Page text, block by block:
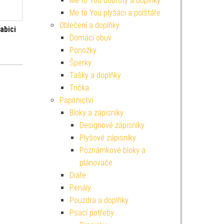
cena byla: 349 Kč.
Aktuální cena je: 314 Kč.
Me to You plyšáci a polštáře
Oblečení a doplňky
Domácí obuv
Ponožky
Šperky
Tašky a doplňky
Trička
Papírnictví
Bloky a zápisníky
Designové zápisníky
Plyšové zápisníky
Poznámkové bloky a
plánovače
Diáře
Penály
Pouzdra a doplňky
Psací potřeby